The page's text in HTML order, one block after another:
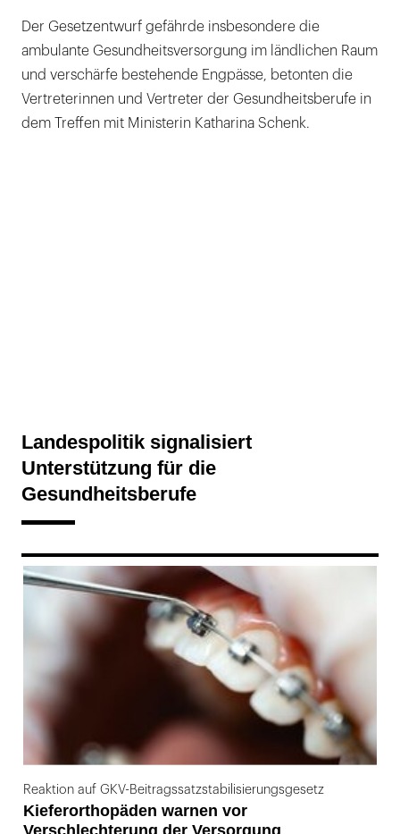
Jugendlichen massiv bedroht
KZV-Chef Karst: „Ethisch unverantwortliche
Rationierung“
Der Gesetzentwurf gefährde insbesondere die
ambulante Gesundheitsversorgung im ländlichen Raum
und verschärfe bestehende Engpässe, betonten die
Vertreterinnen und Vertreter der Gesundheitsberufe in
dem Treffen mit Ministerin Katharina Schenk.
Landespolitik signalisiert
Unterstützung für die
Gesundheitsberufe
169
Reaktion auf GKV-Beitragssatzstabilisierungsgesetz
Kieferorthopäden warnen vor
Verschlechterung der Versorgung